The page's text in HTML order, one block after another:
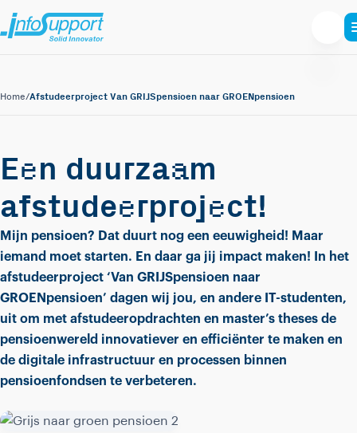
Home/Afstudeerproject Van GRIJSpensioen naar GROENpensioen
Een duurzaam
afstudeerproject!
Mijn pensioen? Dat duurt nog een eeuwigheid! Maar
iemand moet starten. En daar ga jij impact maken! In het
afstudeerproject ‘Van GRIJSpensioen naar
GROENpensioen’ dagen wij jou, en andere IT-studenten,
uit om met afstudeeropdrachten en master’s theses de
pensioenwereld innovatiever en efficiënter te maken en
de digitale infrastructuur en processen binnen
pensioenfondsen te verbeteren.